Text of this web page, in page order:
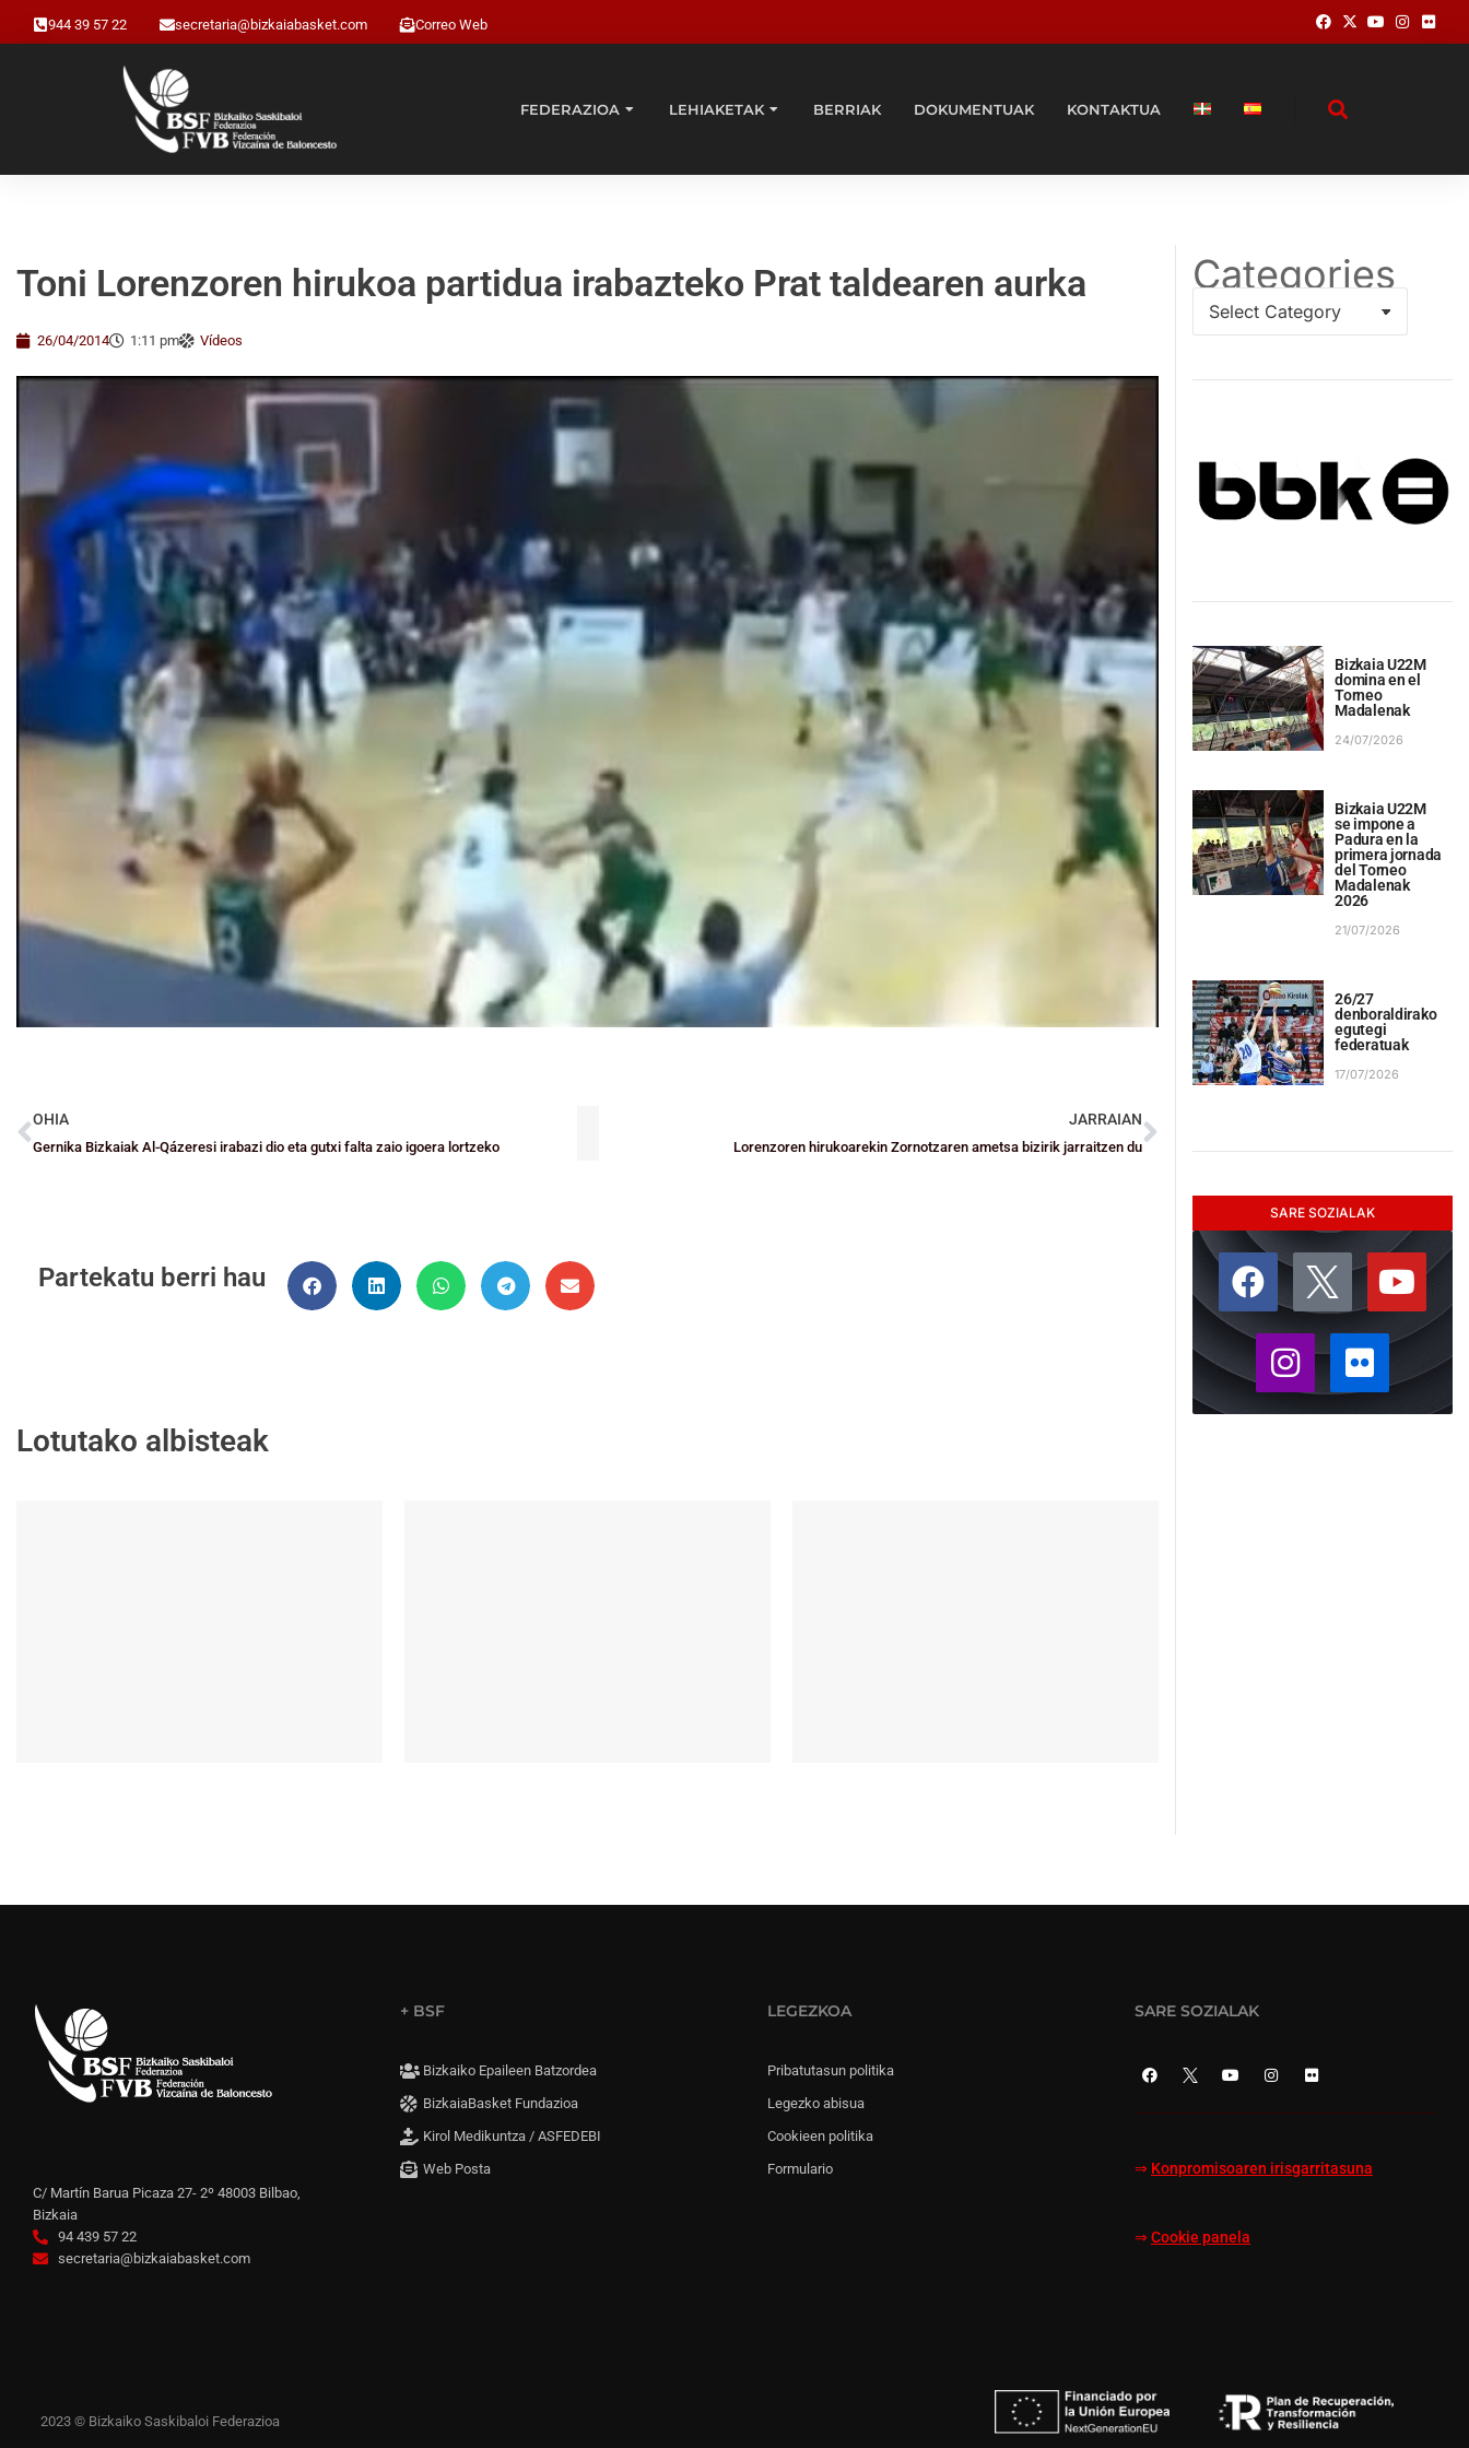
944 39 57 22 secretaria@bizkaiabasket.com Correo Web
FEDERAZIOA LEHIAKETAK BERRIAK DOKUMENTUAK KONTAKTUA
Toni Lorenzoren hirukoa partidua irabazteko Prat taldearen aurka
26/04/2014 1:11 pm Vídeos
OHIA
Gernika Bizkaiak Al-Qázeresi irabazi dio eta gutxi falta zaio igoera lortzeko
JARRAIAN
Lorenzoren hirukoarekin Zornotzaren ametsa bizirik jarraitzen du
Partekatu berri hau
Lotutako albisteak
Categories
Bizkaia U22M
domina en el
Torneo
Madalenak
24/07/2026
Bizkaia U22M
se impone a
Padura en la
primera jornada
del Torneo
Madalenak
2026
21/07/2026
26/27
denboraldirako
egutegi
federatuak
17/07/2026
SARE SOZIALAK
C/ Martín Barua Picaza 27- 2º 48003 Bilbao,
Bizkaia
94 439 57 22
secretaria@bizkaiabasket.com
+ BSF
Bizkaiko Epaileen Batzordea
BizkaiaBasket Fundazioa
Kirol Medikuntza / ASFEDEBI
Web Posta
LEGEZKOA
Pribatutasun politika
Legezko abisua
Cookieen politika
Formulario
SARE SOZIALAK
⇒ Konpromisoaren irisgarritasuna
⇒ Cookie panela
2023 © Bizkaiko Saskibaloi Federazioa